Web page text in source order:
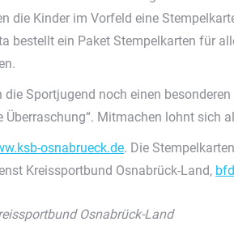
die Kinder im Vorfeld eine
bestellt ein Paket Stempelkarten für
Sportjugend noch einen
Mitmachen lohnt sich
osnabrueck.de. Die
Kreissportbund Osnabrück-Land,
Osnabrück-Land